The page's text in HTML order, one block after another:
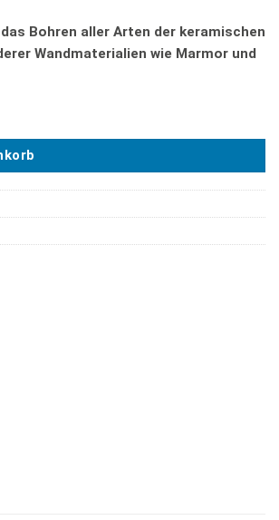
Bohren aller Arten der keramischen
Wandmaterialien wie Marmor und